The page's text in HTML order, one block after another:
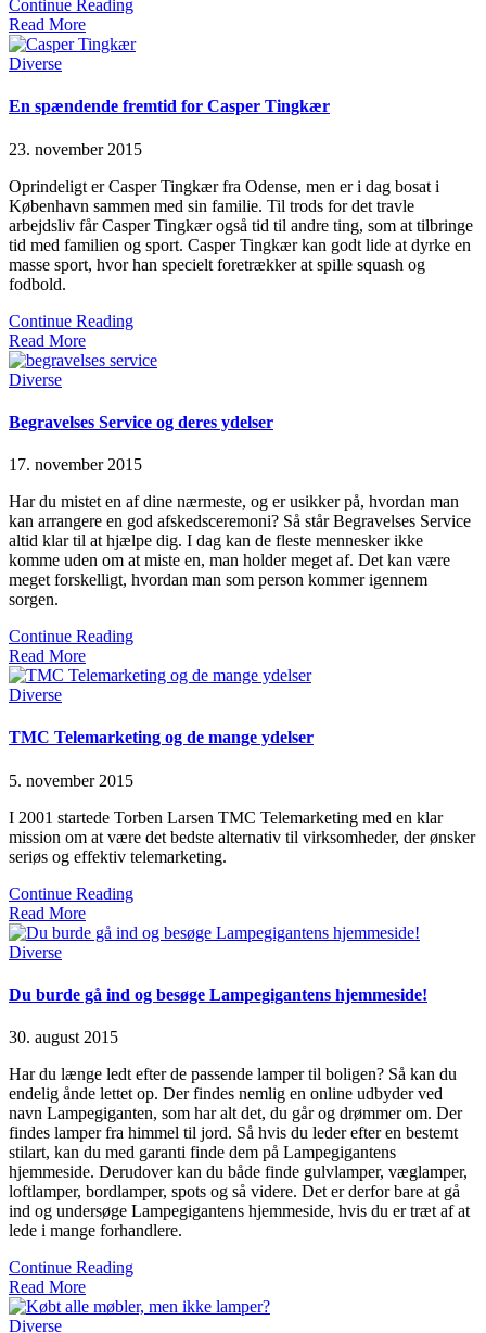
Continue Reading
Read More
Posted
Diverse
En spændende fremtid for Casper Tingkær
23. november 2015
Oprindeligt er Casper Tingkær fra Odense, men er i dag bosat i
København sammen med sin familie. Til trods for det travle
arbejdsliv får Casper Tingkær også tid til andre ting, som at tilbringe
tid med familien og sport. Casper Tingkær kan godt lide at dyrke en
masse sport, hvor han specielt foretrækker at spille squash og
fodbold.
Continue Reading
Read More
Posted
Diverse
Begravelses Service og deres ydelser
17. november 2015
Har du mistet en af dine nærmeste, og er usikker på, hvordan man
kan arrangere en god afskedsceremoni? Så står Begravelses Service
altid klar til at hjælpe dig. I dag kan de fleste mennesker ikke
komme uden om at miste en, man holder meget af. Det kan være
meget forskelligt, hvordan man som person kommer igennem
sorgen.
Continue Reading
Read More
Posted
Diverse
TMC Telemarketing og de mange ydelser
5. november 2015
I 2001 startede Torben Larsen TMC Telemarketing med en klar
mission om at være det bedste alternativ til virksomheder, der ønsker
seriøs og effektiv telemarketing.
Continue Reading
Read More
Posted
Diverse
Du burde gå ind og besøge Lampegigantens hjemmeside!
30. august 2015
Har du længe ledt efter de passende lamper til boligen? Så kan du
endelig ånde lettet op. Der findes nemlig en online udbyder ved
navn Lampegiganten, som har alt det, du går og drømmer om. Der
findes lamper fra himmel til jord. Så hvis du leder efter en bestemt
stilart, kan du med garanti finde dem på Lampegigantens
hjemmeside. Derudover kan du både finde gulvlamper, væglamper,
loftlamper, bordlamper, spots og så videre. Det er derfor bare at gå
ind og undersøge Lampegigantens hjemmeside, hvis du er træt af at
lede i mange forhandlere.
Continue Reading
Read More
Posted
Diverse